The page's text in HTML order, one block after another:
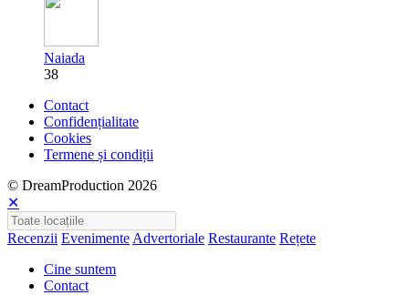
Naiada
38
Contact
Confidențialitate
Cookies
Termene și condiții
© DreamProduction 2026
✕
Recenzii EvenimenteAdvertoriale Restaurante Rețete
Cine suntem
Contact